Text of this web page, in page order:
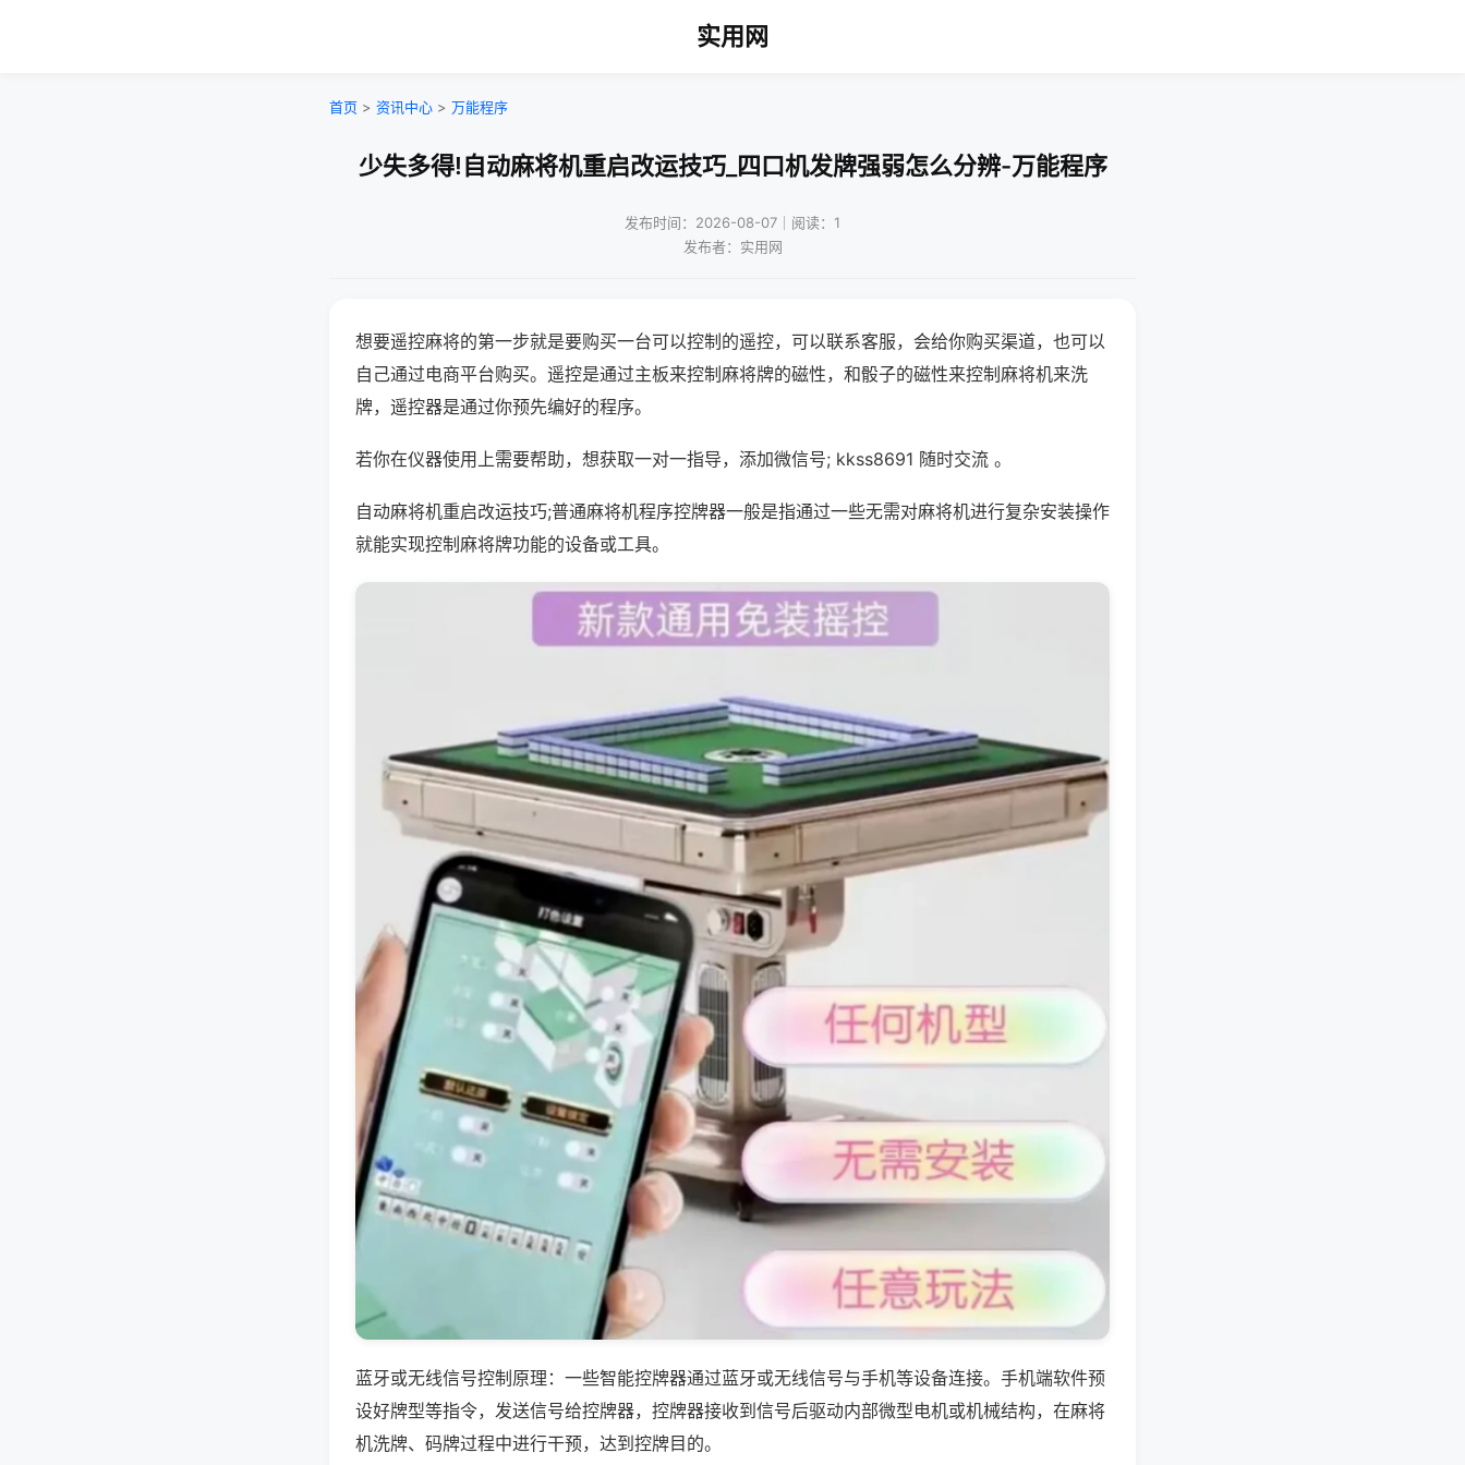
实用网
首页 > 资讯中心 > 万能程序
少失多得!自动麻将机重启改运技巧_四口机发牌强弱怎么分辨-万能程序
发布时间：2026-08-07｜阅读：1
发布者：实用网
想要遥控麻将的第一步就是要购买一台可以控制的遥控，可以联系客服，会给你购买渠道，也可以
自己通过电商平台购买。遥控是通过主板来控制麻将牌的磁性，和骰子的磁性来控制麻将机来洗
牌，遥控器是通过你预先编好的程序。
若你在仪器使用上需要帮助，想获取一对一指导，添加微信号; kkss8691 随时交流 。
自动麻将机重启改运技巧;普通麻将机程序控牌器一般是指通过一些无需对麻将机进行复杂安装操作
就能实现控制麻将牌功能的设备或工具。
蓝牙或无线信号控制原理：一些智能控牌器通过蓝牙或无线信号与手机等设备连接。手机端软件预
设好牌型等指令，发送信号给控牌器，控牌器接收到信号后驱动内部微型电机或机械结构，在麻将
机洗牌、码牌过程中进行干预，达到控牌目的。